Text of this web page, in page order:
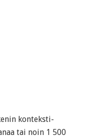
konteksti-
tai noin 1 500